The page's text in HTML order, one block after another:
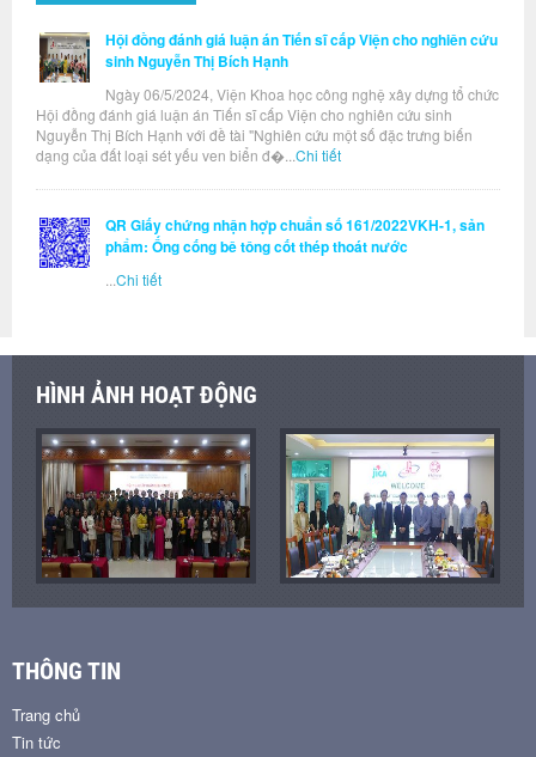
Hội đồng đánh giá luận án Tiến sĩ cấp Viện cho nghiên cứu
sinh Nguyễn Thị Bích Hạnh
Ngày 06/5/2024, Viện Khoa học công nghệ xây dựng tổ chức
Hội đồng đánh giá luận án Tiến sĩ cấp Viện cho nghiên cứu sinh
Nguyễn Thị Bích Hạnh với đề tài "Nghiên cứu một số đặc trưng biến
dạng của đất loại sét yếu ven biển đ�... Chi tiết
QR Giấy chứng nhận hợp chuẩn số 161/2022VKH-1, sản
phẩm: Ống cống bê tông cốt thép thoát nước
Chi tiết
HÌNH ẢNH HOẠT ĐỘNG
THÔNG TIN
Trang chủ
Tin tức